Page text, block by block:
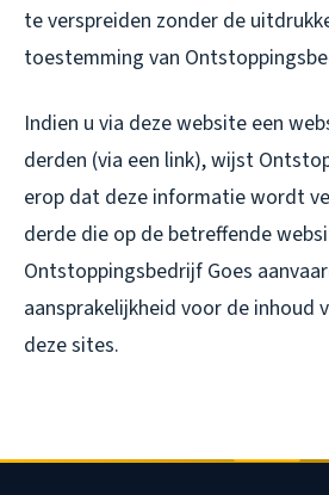
te verspreiden zonder de
toestemming van
Indien u via deze website een
derden (via een link), wijst
erop dat deze informatie wordt
derde die op de betreffende
Ontstoppingsbedrijf Goes
aansprakelijkheid voor de inhoud
deze sites.